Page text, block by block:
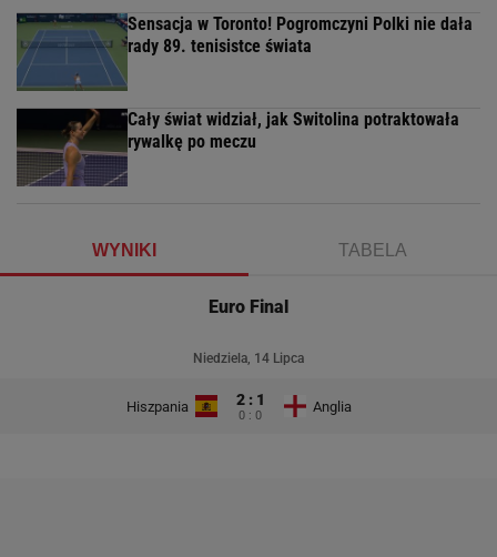
Sensacja w Toronto! Pogromczyni Polki nie dała
rady 89. tenisistce świata
Cały świat widział, jak Switolina potraktowała
rywalkę po meczu
WYNIKI TABELA
Euro Final
Niedziela, 14 Lipca
Hiszpania 2 : 1
0 : 0
Anglia